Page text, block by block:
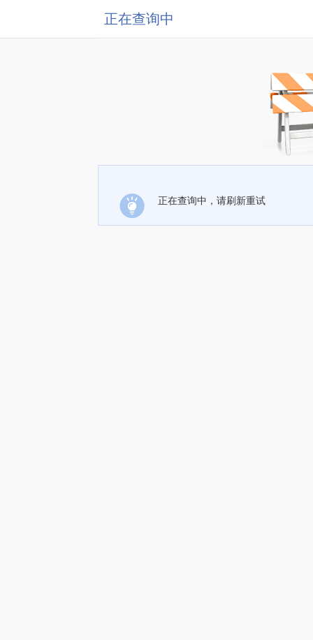
正在查询中
正在查询中，请刷新重试